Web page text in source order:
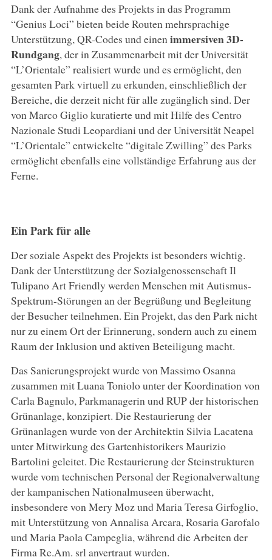
Dank der Aufnahme des Projekts in das Programm
“Genius Loci” bieten beide Routen mehrsprachige
Unterstützung, QR-Codes und einenimmersiven 3D-
Rundgang, der in Zusammenarbeit mit der Universität
“L’Orientale” realisiert wurde und es ermöglicht, den
gesamten Park virtuell zu erkunden, einschließlich der
Bereiche, die derzeit nicht für alle zugänglich sind. Der
von Marco Giglio kuratierte und mit Hilfe des Centro
Nazionale Studi Leopardiani und der Universität Neapel
“L’Orientale” entwickelte “digitale Zwilling” des Parks
ermöglicht ebenfalls eine vollständige Erfahrung aus der
Ferne.
Ein Park für alle
Der soziale Aspekt des Projekts ist besonders wichtig.
Dank der Unterstützung der Sozialgenossenschaft Il
Tulipano Art Friendly werden Menschen mit Autismus-
Spektrum-Störungen an der Begrüßung und Begleitung
der Besucher teilnehmen. Ein Projekt, das den Park nicht
nur zu einem Ort der Erinnerung, sondern auch zu einem
Raum der Inklusion und aktiven Beteiligung macht.
Das Sanierungsprojekt wurde von Massimo Osanna
zusammen mit Luana Toniolo unter der Koordination von
Carla Bagnulo, Parkmanagerin und RUP der historischen
Grünanlage, konzipiert. Die Restaurierung der
Grünanlagen wurde von der Architektin Silvia Lacatena
unter Mitwirkung des Gartenhistorikers Maurizio
Bartolini geleitet. Die Restaurierung der Steinstrukturen
wurde vom technischen Personal der Regionalverwaltung
der kampanischen Nationalmuseen überwacht,
insbesondere von Mery Moz und Maria Teresa Girfoglio,
mit Unterstützung von Annalisa Arcara, Rosaria Garofalo
und Maria Paola Campeglia, während die Arbeiten der
Firma Re.Am. srl anvertraut wurden.